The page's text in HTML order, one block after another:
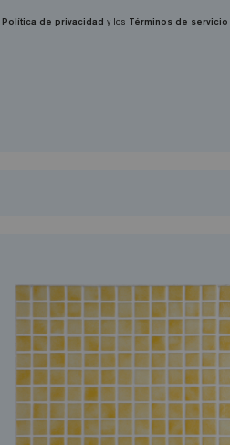
Política de privacidad y los Términos de servicio